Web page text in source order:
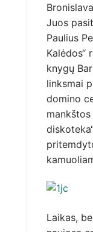
Juos
Paulius
Kalėdos“
knygų
linksmai
domino
Laikas,